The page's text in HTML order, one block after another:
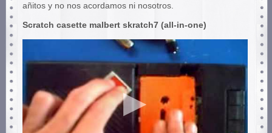
añitos y no nos acordamos ni nosotros.
Scratch casette malbert skratch7 (all-in-one)